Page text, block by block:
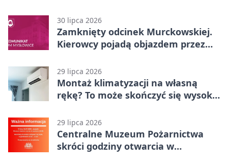
30 lipca 2026
Zamknięty odcinek Murckowskiej.
Kierowcy pojadą objazdem przez
29 lipca 2026
Montaż klimatyzacji na własną
rękę? To może skończyć się wysoką
29 lipca 2026
Centralne Muzeum Pożarnictwa
skróci godziny otwarcia w